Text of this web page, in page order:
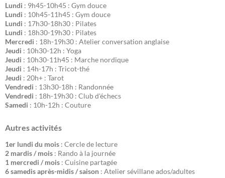
Lundi : 9h45-10h45 : Gym douce
Lundi : 10h45-11h45 : Gym douce
Lundi : 17h30-18h30 : Pilates
Lundi : 18h30-19h30 : Pilates
Mercredi : 18h-19h30 : Atelier conversation anglaise
Jeudi : 10h30-12h : Yoga
Jeudi : 10h30-11h45 : Marche nordique
Jeudi : 14h-17h : Tricot-thé
Jeudi : 20h+ : Tarot
Vendredi : 13h30-18h : Randonnée
Vendredi : 18h-19h30 : Club d'échecs
Samedi : 10h-12h : Couture
Autres activités
1er lundi du mois : Cercle de lecture
2 mardis / mois : Rando à la journée
1 mercredi / mois : Cuisine partagée
6 samedis après-midis / saison : Atelier sévillane ados/adultes